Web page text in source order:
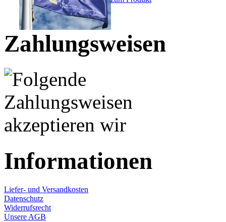
Zahlungsweisen
Informationen
Liefer- und Versandkosten
Datenschutz
Widerrufsrecht
Unsere AGB